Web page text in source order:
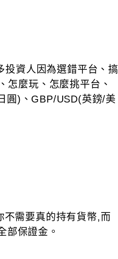
資人因為選錯平台、搞
怎麼玩、怎麼挑平台、
圓)、GBP/USD(英鎊/美
不需要真的持有貨幣,而
部保證金。